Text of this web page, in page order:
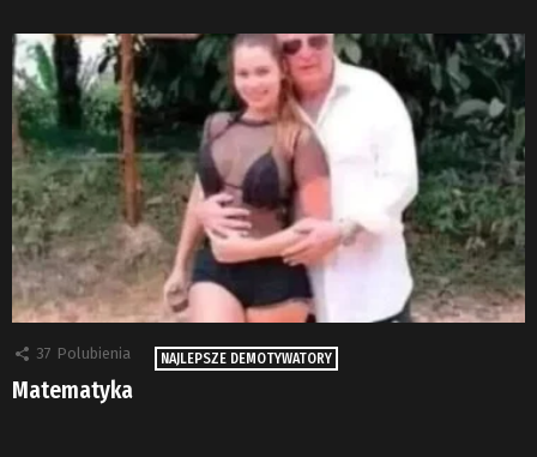
37 Polubienia NAJLEPSZE DEMOTYWATORY
Matematyka